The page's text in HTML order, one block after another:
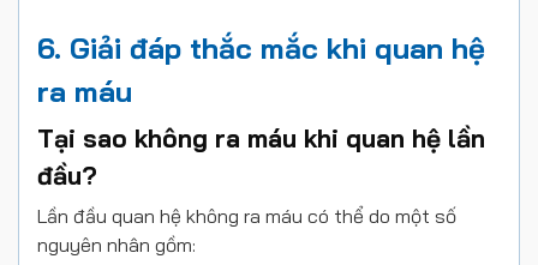
6. Giải đáp thắc mắc khi quan hệ
ra máu
Tại sao không ra máu khi quan hệ lần
đầu?
Lần đầu quan hệ không ra máu có thể do một số
nguyên nhân gồm: